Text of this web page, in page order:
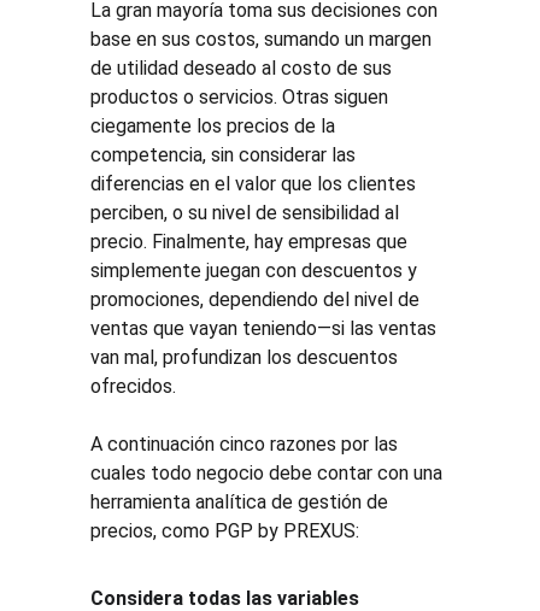
​La gran mayoría toma sus decisiones con
base en sus costos, sumando un margen
de utilidad deseado al costo de sus
productos o servicios. Otras siguen
ciegamente los precios de la
competencia, sin considerar las
diferencias en el valor que los clientes
perciben, o su nivel de sensibilidad al
precio. Finalmente, hay empresas que
simplemente juegan con descuentos y
promociones, dependiendo del nivel de
ventas que vayan teniendo—si las ventas
van mal, profundizan los descuentos
ofrecidos.
A continuación cinco razones por las
cuales todo negocio debe contar con una
herramienta analítica de gestión de
precios, como PGP by PREXUS:
Considera todas las variables